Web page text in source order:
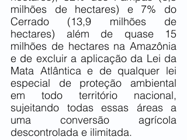
milhões de hectares) e 7% do
Cerrado (13,9 milhões de
hectares) além de quase 15
milhões de hectares na Amazônia
e de excluir a aplicação da Lei da
Mata Atlântica e de qualquer lei
especial de proteção ambiental
em todo território nacional,
sujeitando todas essas áreas a
uma conversão agrícola
descontrolada e ilimitada.